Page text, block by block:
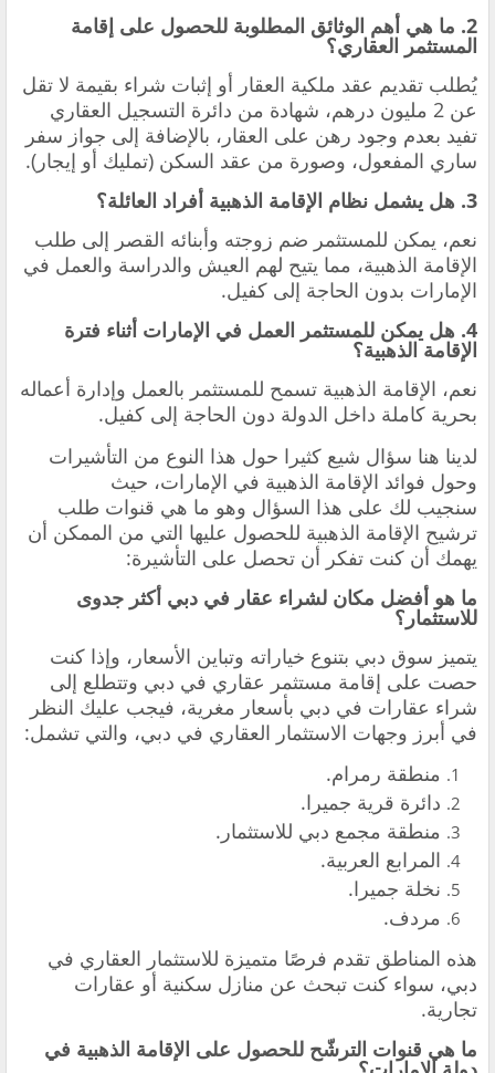
2. ما هي أهم الوثائق المطلوبة للحصول على إقامة
المستثمر العقاري؟
يُطلب تقديم عقد ملكية العقار أو إثبات شراء بقيمة لا تقل
عن 2 مليون درهم، شهادة من دائرة التسجيل العقاري
تفيد بعدم وجود رهن على العقار، بالإضافة إلى جواز سفر
ساري المفعول، وصورة من عقد السكن (تمليك أو إيجار).
3. هل يشمل نظام الإقامة الذهبية أفراد العائلة؟
نعم، يمكن للمستثمر ضم زوجته وأبنائه القصر إلى طلب
الإقامة الذهبية، مما يتيح لهم العيش والدراسة والعمل في
الإمارات بدون الحاجة إلى كفيل.
4. هل يمكن للمستثمر العمل في الإمارات أثناء فترة
الإقامة الذهبية؟
نعم، الإقامة الذهبية تسمح للمستثمر بالعمل وإدارة أعماله
بحرية كاملة داخل الدولة دون الحاجة إلى كفيل.
لدينا هنا سؤال شيع كثيرا حول هذا النوع من التأشيرات
وحول فوائد الإقامة الذهبية في الإمارات، حيث
سنجيب لك على هذا السؤال وهو ما هي قنوات طلب
ترشيح الإقامة الذهبية للحصول عليها التي من الممكن أن
يهمك أن كنت تفكر أن تحصل على التأشيرة:
ما هو أفضل مكان لشراء عقار في دبي أكثر جدوى
للاستثمار؟
يتميز سوق دبي بتنوع خياراته وتباين الأسعار، وإذا كنت
حصت على إقامة مستثمر عقاري في دبي وتتطلع إلى
شراء عقارات في دبي بأسعار مغرية، فيجب عليك النظر
في أبرز وجهات الاستثمار العقاري في دبي، والتي تشمل:
منطقة رمرام.
دائرة قرية جميرا.
منطقة مجمع دبي للاستثمار.
المرابع العربية.
نخلة جميرا.
مردف.
هذه المناطق تقدم فرصًا متميزة للاستثمار العقاري في
دبي، سواء كنت تبحث عن منازل سكنية أو عقارات
تجارية.
ما هي قنوات الترشّح للحصول على الإقامة الذهبية في